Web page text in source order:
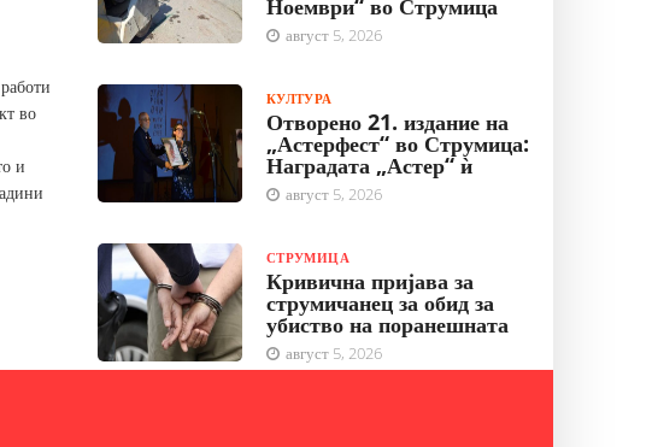
во
и
Ноември“ во Струмица
август 5, 2026
КУЛТУРА
Отворено 21. издание на
„Астерфест“ во Струмица:
Наградата „Астер“ ѝ
август 5, 2026
СТРУМИЦА
Кривична пријава за
струмичанец за обид за
убиство на поранешната
август 5, 2026